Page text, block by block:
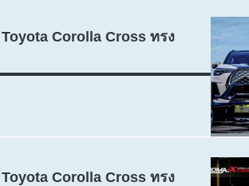
Corolla Cross ทรง
Corolla Cross ทรง